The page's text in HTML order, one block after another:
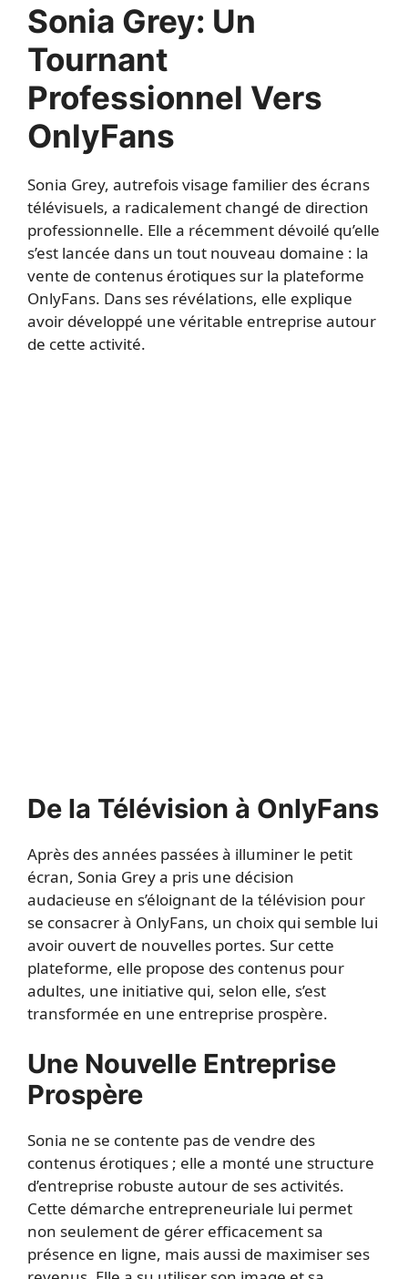
Sonia Grey: Un
Tournant
Professionnel Vers
OnlyFans
Sonia Grey, autrefois visage familier des écrans
télévisuels, a radicalement changé de direction
professionnelle. Elle a récemment dévoilé qu’elle
s’est lancée dans un tout nouveau domaine : la
vente de contenus érotiques sur la plateforme
OnlyFans. Dans ses révélations, elle explique
avoir développé une véritable entreprise autour
de cette activité.
De la Télévision à OnlyFans
Après des années passées à illuminer le petit
écran, Sonia Grey a pris une décision
audacieuse en s’éloignant de la télévision pour
se consacrer à OnlyFans, un choix qui semble lui
avoir ouvert de nouvelles portes. Sur cette
plateforme, elle propose des contenus pour
adultes, une initiative qui, selon elle, s’est
transformée en une entreprise prospère.
Une Nouvelle Entreprise
Prospère
Sonia ne se contente pas de vendre des
contenus érotiques ; elle a monté une structure
d’entreprise robuste autour de ses activités.
Cette démarche entrepreneuriale lui permet
non seulement de gérer efficacement sa
présence en ligne, mais aussi de maximiser ses